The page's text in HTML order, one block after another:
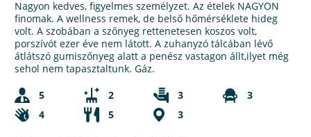
Nagyon kedves, figyelmes személyzet. Az ételek NAGYON
finomak. A wellness remek, de belső hőmérséklete hideg
volt. A szobában a szőnyeg rettenetesen koszos volt,
porszívót ezer éve nem látott. A zuhanyzó tálcában lévő
átlátszó gumiszőnyeg alatt a penész vastagon állt,ilyet még
sehol nem tapasztaltunk. Gáz.
5
2 3
3
4
5 3